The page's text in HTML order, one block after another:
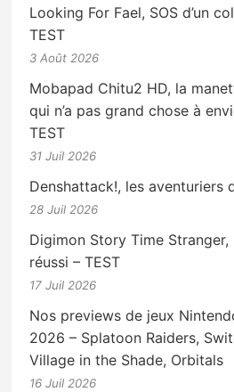
Looking For Fael, SOS d’un
TEST
3 Août 2026
Mobapad Chitu2 HD, la
qui n’a pas grand chose à
TEST
31 Juil 2026
Denshattack!, les aventuriers
28 Juil 2026
Digimon Story Time
réussi – TEST
17 Juil 2026
Nos previews de jeux
2026 – Splatoon Raiders,
Village in the Shade, Orbitals
16 Juil 2026